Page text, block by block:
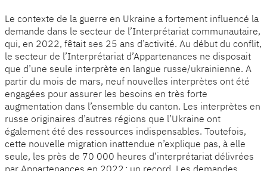
Le contexte de la guerre en Ukraine a fortement influencé la
demande dans le secteur de l’Interprétariat communautaire,
qui, en 2022, fêtait ses 25 ans d’activité. Au début du conflit,
le secteur de l’Interprétariat d’Appartenances ne disposait
que d’une seule interprète en langue russe/ukrainienne. A
partir du mois de mars, neuf nouvelles interprètes ont été
engagées pour assurer les besoins en très forte
augmentation dans l’ensemble du canton. Les interprètes en
russe originaires d’autres régions que l’Ukraine ont
également été des ressources indispensables. Toutefois,
cette nouvelle migration inattendue n’explique pas, à elle
seule, les près de 70 000 heures d’interprétariat délivrées